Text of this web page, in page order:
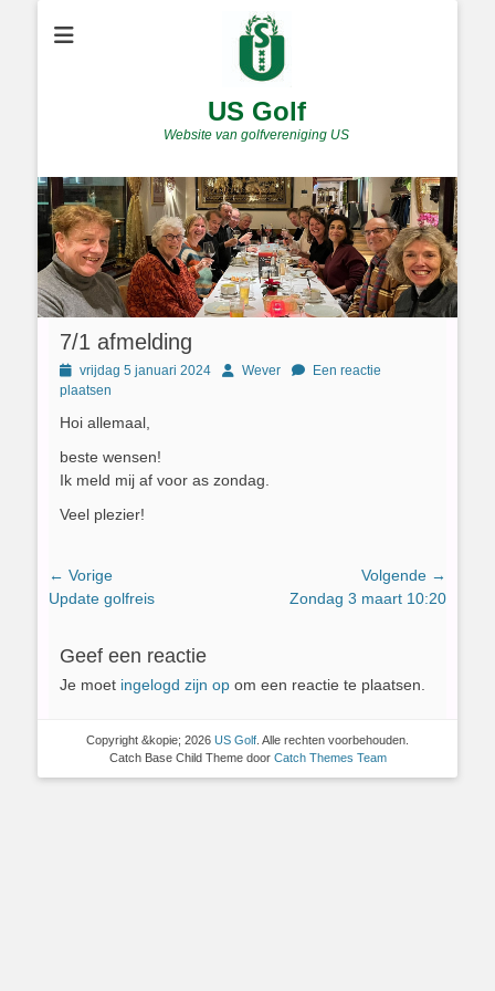
US Golf
Website van golfvereniging US
7/1 afmelding
Geplaatst
op
vrijdag 5 januari 2024 AuthorWever
Een reactie
plaatsen
Hoi allemaal,
beste wensen!
Ik meld mij af voor as zondag.
Veel plezier!
Bericht
navigatie
← Vorige
Vorig
Update golfreis
Volgende →
VolgendZondag 3 maart 10:20
Geef een reactie
Je moet ingelogd zijn op om een reactie te plaatsen.
Copyright &kopie; 2026 US Golf . Alle rechten voorbehouden.
Catch Base Child Theme door Catch Themes Team